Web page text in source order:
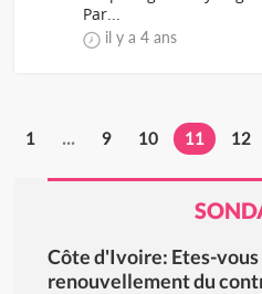
Par...
il y a 4 ans
1 ... 9 10 11 12
Côte d'Ivoire: Etes-
renouvellement du